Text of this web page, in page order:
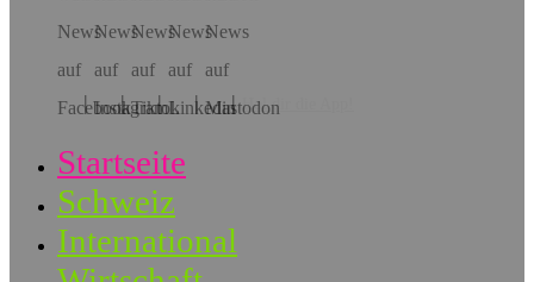
Hol dir die App!
Startseite
Schweiz
International